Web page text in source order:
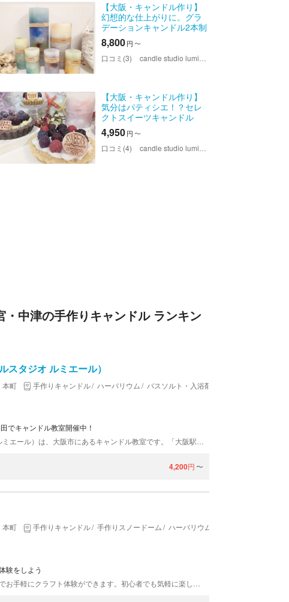
【大阪・キャンドル作り】
幻想的な仕上がりに。グラ
デーションキャンドル2本制
作コース
8,800円 〜
口コミ(3) candle studio lumiere（キャンドルスタジオ ルミエール）
【大阪・キャンドル作り】
気分はパティシエ！？セレ
クトスイーツキャンドル
4,950円 〜
口コミ(4) candle studio lumiere（キャンドルスタジオ ルミエール）
中津の手作りキャンドル ランキン
タジオ ルミエール）
本町 手作りキャンドル ハーバリウム
バスソルト・入浴剤作り
でキャンドル教室開催中！
4,200円 〜
本町 手作りキャンドル 手作りスノードーム
ハーバリウム
験をしよう